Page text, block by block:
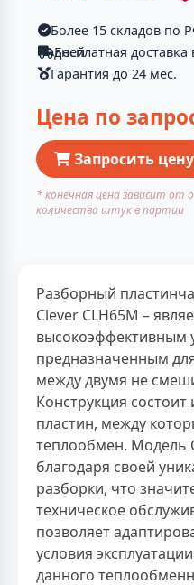
Более 15 складов по
Бесплатная доставка в Мелитополь от 2-ух дней
Гарантия до 24 мес.
Цена по
Запросить цену
* конечная цена зависит от
количества штук в партии
Разборный
Clever CLH65M –
высокоэффективным
предназначенным
между двумя не
Конструкция
пластин, между
теплообмен. Модель
благодаря своей
разборки, что
техническое
позволяет
условия
данного